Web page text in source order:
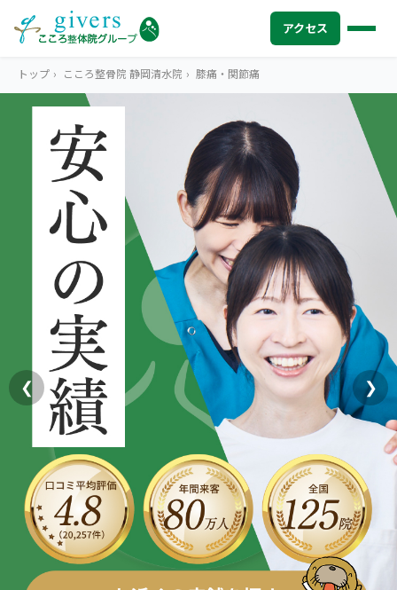
アクセス
HOME トップ
SYMPTOMS 症状から探す
腰痛
肩こり・首こり
四十肩・五十肩
膝痛・関節痛
股関節の痛み
産後の不調・体型の崩れ
骨盤の傾き・歪み
坐骨神経痛
MENU メニューから探す
STORE 店舗一覧
AREA エリアから探す
北海道
札幌エリア（13院）
東北
仙台エリア（4院）
関東
池袋エリア（3院）
新宿エリア（3院）
ABOUT US 私たちについて
こころ整体院グループについて
初めての方へ
giversメソッドGIFT
研究・論文
医師・専門家からの推薦
ご予約はこちら
OUR CONCEPT
とらわれないカラダを。
トップ › こころ整骨院 静岡清水院 › 膝痛・関節痛
❮ ❯